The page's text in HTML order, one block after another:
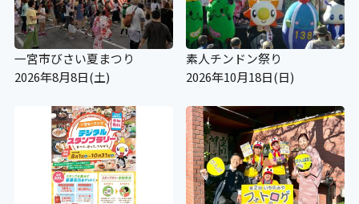
一宮市びさい夏まつり
2026年8月8日(土)
素人チンドン祭り
2026年10月18日(日)